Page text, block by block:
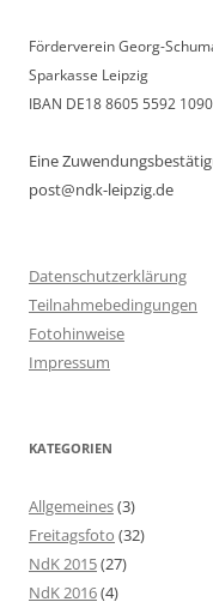
Förderverein Georg-
Sparkasse Leipzig
IBAN DE18 8605 5592
Eine
post@ndk-leipzig.de
Datenschutzerklärung
Teilnahmebedingungen
Fotohinweise
Impressum
KATEGORIEN
Allgemeines(3)
Freitagsfoto (32)
NdK 2015(27)
NdK 2016(4)